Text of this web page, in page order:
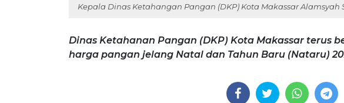
Kepala Dinas Ketahangan Pangan (DKP) Kota Makassar
Dinas Ketahanan Pangan (DKP) Kota Makassar terus
harga pangan jelang Natal dan Tahun Baru (Nataru)